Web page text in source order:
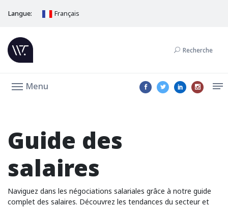
Langue: Français
Recherche
Menu
Guide des
salaires
Naviguez dans les négociations salariales grâce à notre guide
complet des salaires. Découvrez les tendances du secteur et